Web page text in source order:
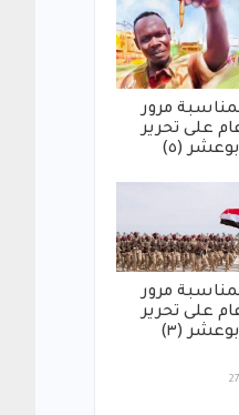
مرور
على تحرير
(٥)
مرور
على تحرير
(٣)